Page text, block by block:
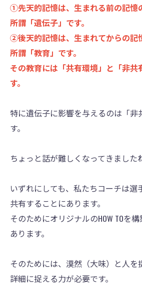
①先天的記憶は、生まれる前の記憶
所謂「遺伝子」です。
②後天的記憶は、生まれてからの記
所謂「教育」です。
その教育には「共有環境」と「非共
す。
特に遺伝子に影響を与えるのは「非
す。
ちょっと話が難しくなってきました
いずれにしても、私たちコーチは選
共有することにあります。
そのためにオリジナルのHOW TOを
あります。
そのためには、漠然（大味）と人を
詳細に捉える力が必要です。